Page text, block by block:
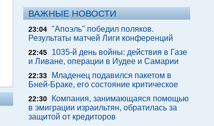
ВАЖНЫЕ НОВОСТИ
23:04 "Апоэль" победил поляков.
Результаты матчей Лиги конференций
22:45
1035-й день войны: действия в Газе
и Ливане, операции в Иудее и Самарии
22:33
Младенец подавился пакетом в
Бней-Браке, его состояние критическое
22:30
Компания, занимающаяся помощью
в эмиграции израильтян, обратилась за
защитой от кредиторов